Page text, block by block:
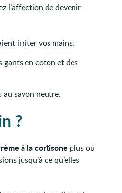
l’affection de devenir
irriter vos mains.
gants en coton et des
au savon neutre.
?
à la cortisone plus ou
jusqu’à ce qu’elles